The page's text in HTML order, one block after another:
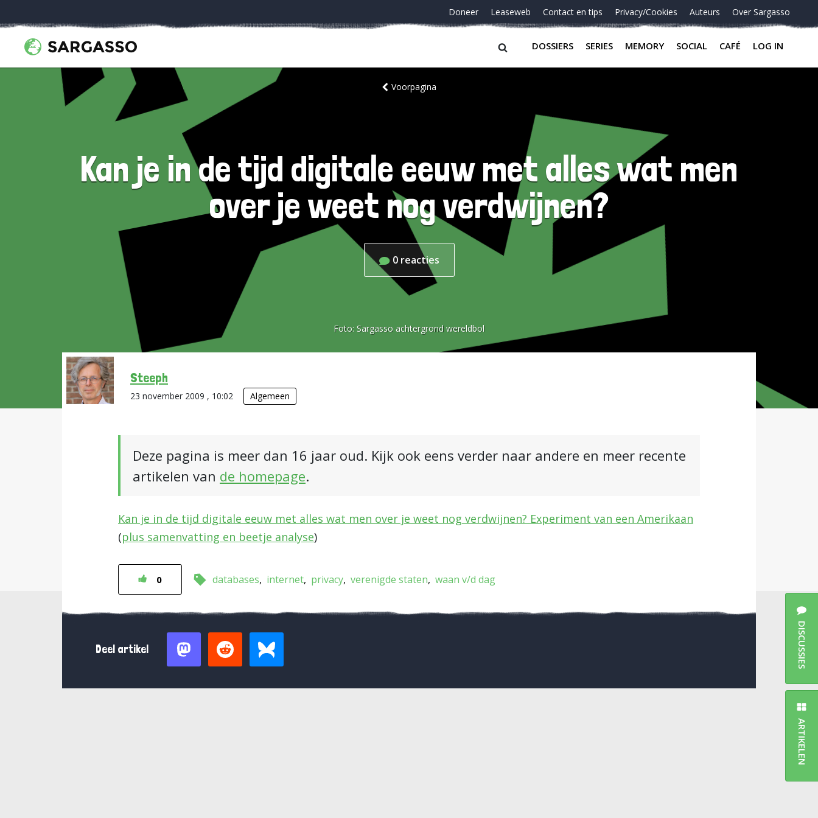
Doneer Leaseweb Contact en tips Privacy/Cookies Auteurs Over Sargasso
DOSSIERS SERIES MEMORY SOCIAL CAFÉ LOG IN
Voorpagina
Kan je in de tijd digitale eeuw met alles wat men
over je weet nog verdwijnen?
0 reacties
Foto: Sargasso achtergrond wereldbol
Steeph
23 november 2009 , 10:02 Algemeen
Deze pagina is meer dan 16 jaar oud. Kijk ook eens verder naar andere en meer recente
artikelen van de homepage.
Kan je in de tijd digitale eeuw met alles wat men over je weet nog verdwijnen? Experiment van een Amerikaan
(plus samenvatting en beetje analyse)
0 databases internet privacy verenigde staten waan v/d dag
Deel artikel DISCUSSIES
ARTIKELEN